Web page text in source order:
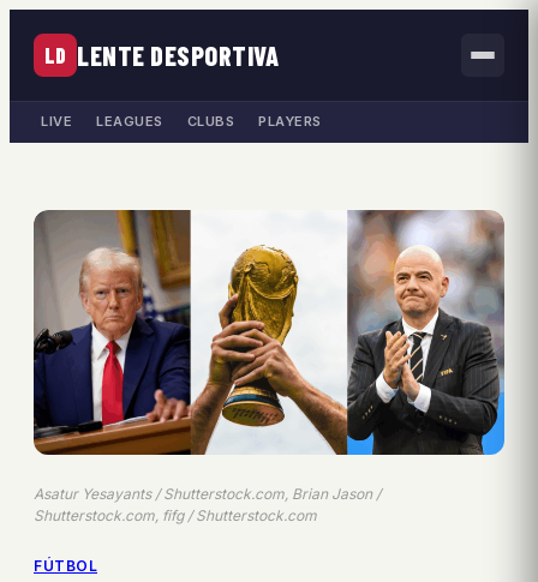
LD LENTE DESPORTIVA
LIVE LEAGUES CLUBS PLAYERS
Asatur Yesayants / Shutterstock.com, Brian Jason /
Shutterstock.com, fifg / Shutterstock.com
FÚTBOL